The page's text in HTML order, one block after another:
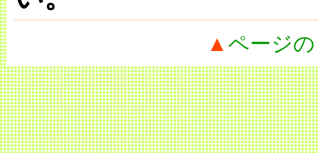
▲ ページ